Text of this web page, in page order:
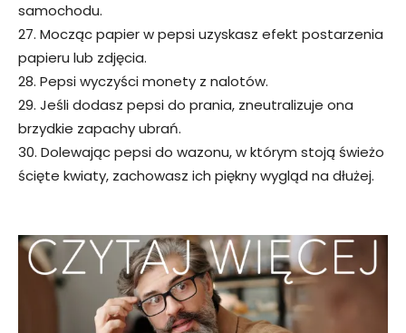
samochodu.
27. Mocząc papier w pepsi uzyskasz efekt postarzenia
papieru lub zdjęcia.
28. Pepsi wyczyści monety z nalotów.
29. Jeśli dodasz pepsi do prania, zneutralizuje ona
brzydkie zapachy ubrań.
30. Dolewając pepsi do wazonu, w którym stoją świeżo
ścięte kwiaty, zachowasz ich piękny wygląd na dłużej.